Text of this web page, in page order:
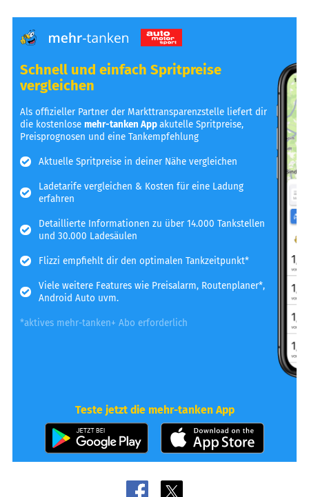
Schnell und einfach Spritpreise
vergleichen
Als offizieller Partner der Markttransparenzstelle liefert dir
die kostenlosemehr-tanken Appakutelle Spritpreise,
Preisprognosen und eine Tankempfehlung
Aktuelle Spritpreise in deiner Nähe vergleichen
Ladetarife vergleichen & Kosten für eine Ladung
erfahren
Detaillierte Informationen zu über 14.000 Tankstellen
und 30.000 Ladesäulen
Flizzi empfiehlt dir den optimalen Tankzeitpunkt*
Viele weitere Features wie Preisalarm, Routenplaner*,
Android Auto uvm.
*aktives mehr-tanken+ Abo erforderlich
Teste jetzt die mehr-tanken App